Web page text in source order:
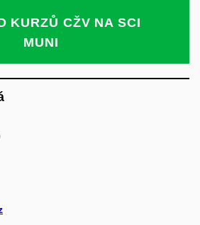
KURZŮ CŽV NA SCI
MUNI